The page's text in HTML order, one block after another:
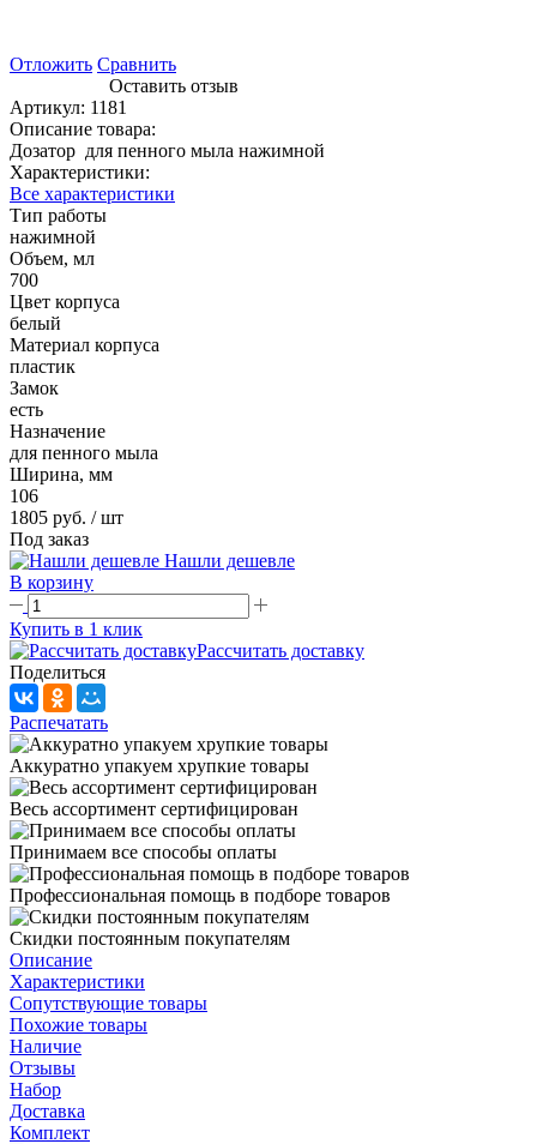
Отложить Сравнить
Оставить отзыв
Артикул: 1181
Описание товара:
Дозатор для пенного мыла нажимной
Характеристики:
Все характеристики
Тип работы
нажимной
Объем, мл
700
Цвет корпуса
белый
Материал корпуса
пластик
Замок
есть
Назначение
для пенного мыла
Ширина, мм
106
1805 руб. / шт
Под заказ
Нашли дешевле
В корзину
Купить в 1 клик
Рассчитать доставку
Поделиться
Распечатать
Аккуратно упакуем хрупкие товары
Весь ассортимент сертифицирован
Принимаем все способы оплаты
Профессиональная помощь в подборе товаров
Скидки постоянным покупателям
Описание
Характеристики
Сопутствующие товары
Похожие товары
Наличие
Отзывы
Набор
Доставка
Комплект